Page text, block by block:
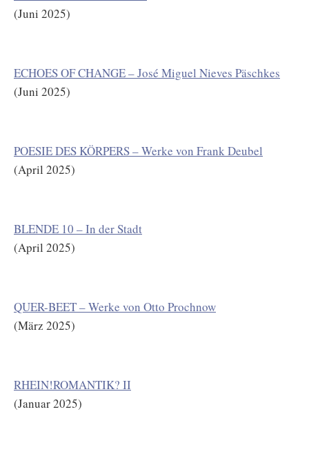
(Juni 2025)
ECHOES OF CHANGE – José Miguel Nieves Päschkes
(Juni 2025)
POESIE DES KÖRPERS – Werke von Frank Deubel
(April 2025)
BLENDE 10 – In der Stadt
(April 2025)
QUER-BEET – Werke von Otto Prochnow
(März 2025)
RHEIN!ROMANTIK? II
(Januar 2025)